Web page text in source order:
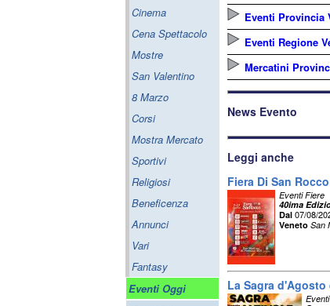
Cinema
Cena Spettacolo
Mostre
San Valentino
8 Marzo
Corsi
Mostra Mercato
Sportivi
Religiosi
Beneficenza
Annunci
Vari
Fantasy
Eventi Oggi
Eventi Provincia
Eventi Regione
Mercatini
News Evento
Leggi anche
Fiera Di San
Eventi Fiere
40ima
Dal 07/08/
Veneto San
La Sagra